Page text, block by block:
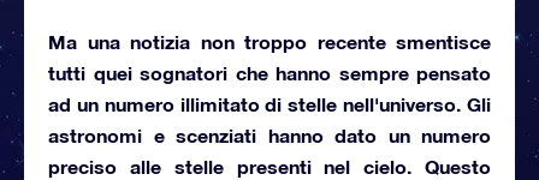
Ma una notizia non troppo recente smentisce
tutti quei sognatori che hanno sempre pensato
ad un numero illimitato di stelle nell'universo. Gli
astronomi e scenziati hanno dato un numero
preciso alle stelle presenti nel cielo. Questo